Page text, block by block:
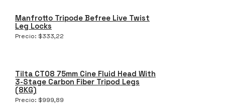
Manfrotto Tripode Befree Live Twist
Leg Locks
Precio: $333,22
Tilta CT08 75mm Cine Fluid Head With
3-Stage Carbon Fiber Tripod Legs
(8KG)
Precio: $999,89